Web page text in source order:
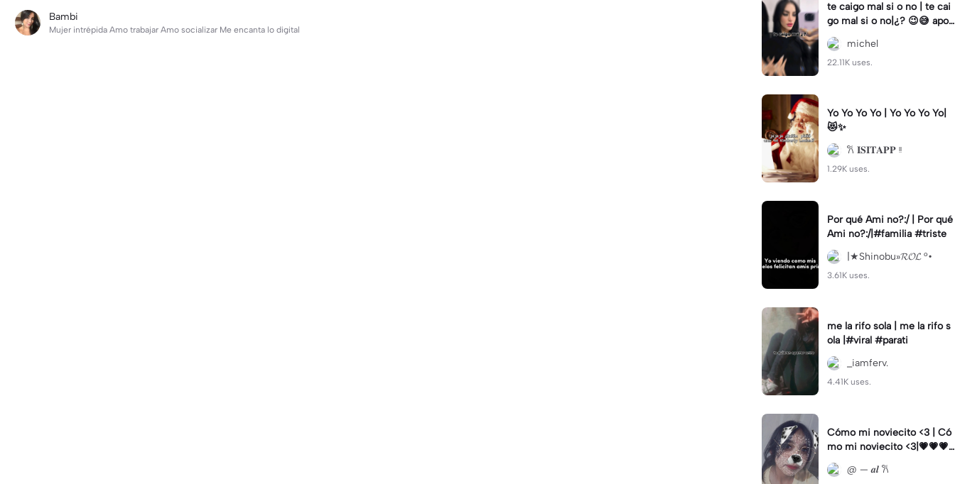
Bambi
Mujer intrépida Amo trabajar Amo socializar Me encanta lo digital
te caigo mal si o no | te cai
go mal si o no|¿? 😉😅 apoy
o
michel
22.11K uses.
Yo Yo Yo Yo | Yo Yo Yo Yo|
😻✨
𐙚 𝐈𝐒𝐈𝐓𝐀𝐏𝐏 ᵎᵎ
1.29K uses.
Por qué Ami no?:/ | Por qué
Ami no?:/|#familia #triste
|★Shinobu»𝓡𝓞𝓛 °•
3.61K uses.
me la rifo sola | me la rifo s
ola |#viral #parati
_iamferv.
4.41K uses.
Cómo mi noviecito <3 | Có
mo mi noviecito <3|💗💗💗
💗
@ — 𝒂𝒍 𐙚